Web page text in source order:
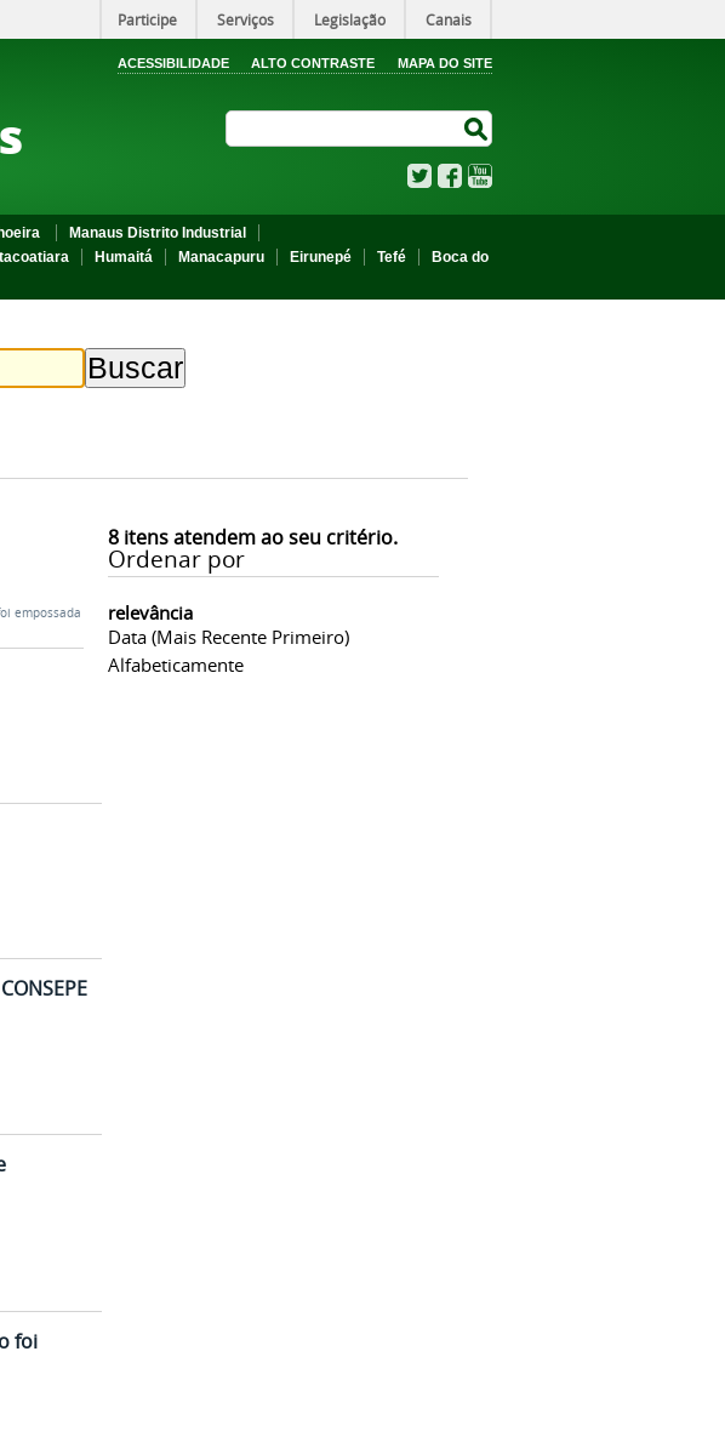
Participe Serviços Legislação Canais
ACESSIBILIDADE ALTO CONTRASTE MAPA DO SITE
TwitterFacebook
Manaus Distrito Industrial
Itacoatiara Humaitá Manacapuru Eirunepé Tefé
Boca do
8itens atendem ao seu critério.
Ordenar por
relevância
Data (mais Recente Primeiro)
Alfabeticamente
empossada
foi